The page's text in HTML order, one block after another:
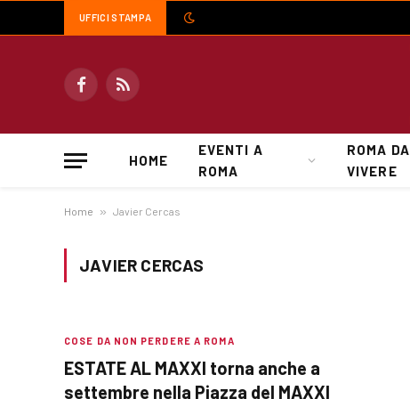
UFFICI STAMPA
FacebookRSS
HOME
EVENTI A
ROMA
ROMA DA
VIVERE
Home » Javier Cercas
JAVIER CERCAS
COSE DA NON PERDERE A ROMA
ESTATE AL MAXXI torna anche a
settembre nella Piazza del MAXXI